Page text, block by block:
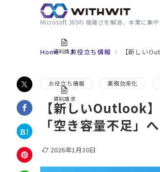
Microsoft 365の 複雑さを解消、本業に集中
資料請求
資料請求
Home お役立ち情報 【新しい
お役立ち情報 業務効率化
【新しいOutlook
「空き容量不足」
2026年1月30日